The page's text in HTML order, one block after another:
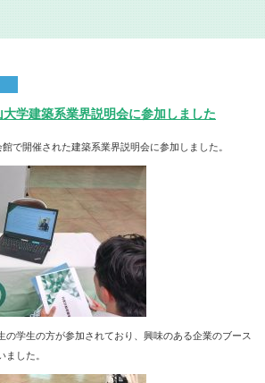
学建築系業界説明会に参加しました
で開催された建築系業界説明会に参加しました。
の学生の方が参加されており、興味のある企業のブース
ました。